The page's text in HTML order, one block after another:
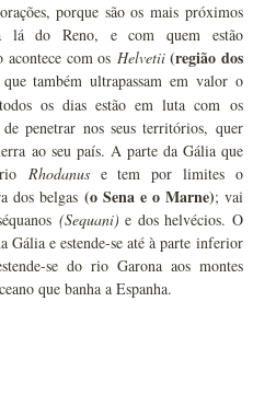
porque são os mais próximos
lá do Reno, e com quem estão
acontece com os Helvetii (região dos
também ultrapassam em valor o
os dias estão em luta com os
penetrar nos seus territórios, quer
ao seu país. A parte da Gália que
Rhodanuse tem por limites o
dos belgas (o Sena e o Marne); vai
(Sequani) e dos helvécios. O
Gália e estende-se até à parte inferior
se do rio Garona aos montes
que banha a Espanha.